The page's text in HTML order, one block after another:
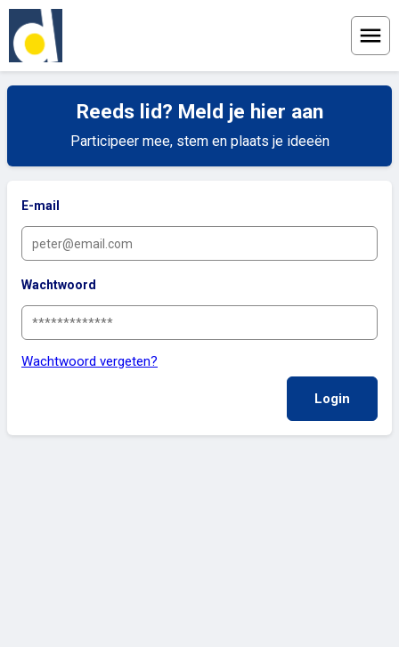
Reeds lid? Meld je hier aan
Participeer mee, stem en plaats je ideeën
E-mail
Wachtwoord
Wachtwoord vergeten?
Login